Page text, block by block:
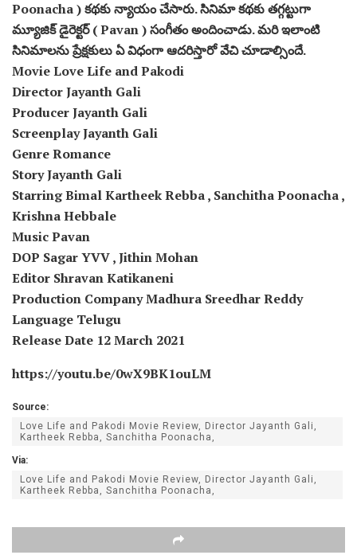
Poonacha ) కథకు న్యాయం చేసారు. సినిమా కథకు తగ్గట్టుగా
మ్యూజిక్ డైరెక్టర్ ( Pavan ) సంగీతం అందించాడు. మరి ఇలాంటి
సినిమాలను ప్రేక్షకులు ఏ విధంగా ఆదరిస్తారో వేచి చూడాల్సిందే.
Movie Love Life and Pakodi
Director Jayanth Gali
Producer Jayanth Gali
Screenplay Jayanth Gali
Genre Romance
Story Jayanth Gali
Starring Bimal Kartheek Rebba , Sanchitha Poonacha ,
Krishna Hebbale
Music Pavan
DOP Sagar YVV , Jithin Mohan
Editor Shravan Katikaneni
Production Company Madhura Sreedhar Reddy
Language Telugu
Release Date 12 March 2021
https://youtu.be/0wX9BK1ouLM
Source:
Love Life and Pakodi Movie Review, Director Jayanth Gali,
Kartheek Rebba, Sanchitha Poonacha,
Via:
Love Life and Pakodi Movie Review, Director Jayanth Gali,
Kartheek Rebba, Sanchitha Poonacha,